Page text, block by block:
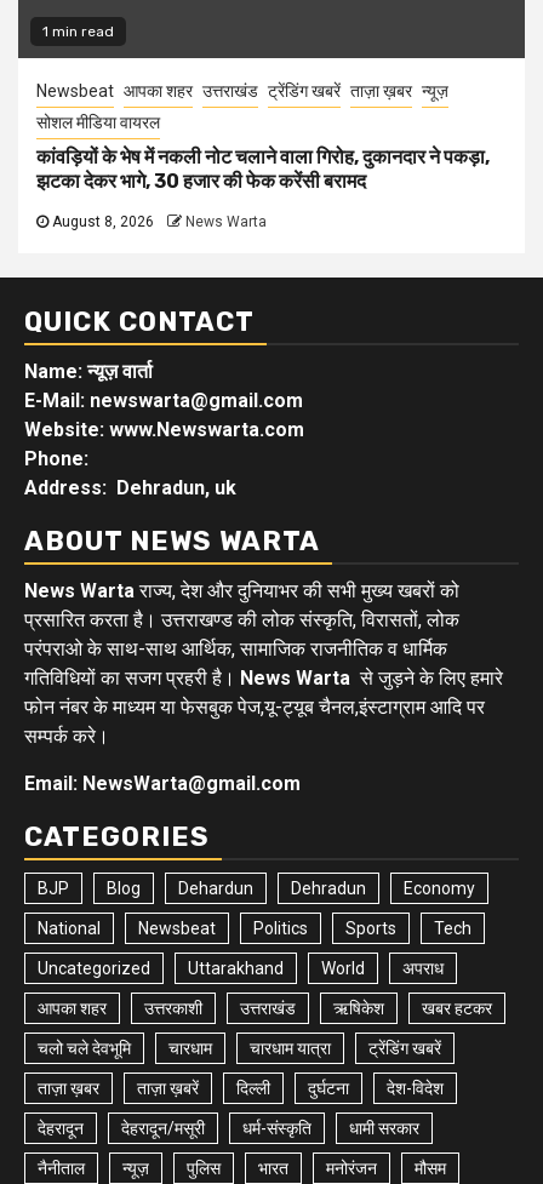
1 min read
Newsbeat आपका शहर उत्तराखंड ट्रेंडिंग खबरें ताज़ा ख़बर न्यूज़
सोशल मीडिया वायरल
कांवड़ियों के भेष में नकली नोट चलाने वाला गिरोह, दुकानदार ने पकड़ा,
झटका देकर भागे, 30 हजार की फेक करेंसी बरामद
August 8, 2026 News Warta
QUICK CONTACT
Name: न्यूज़ वार्ता
E-Mail: newswarta@gmail.com
Website: www.Newswarta.com
Phone:
Address: Dehradun, uk
ABOUT NEWS WARTA
News Wartaराज्य, देश और दुनियाभर की सभी मुख्य खबरों को
प्रसारित करता है। उत्तराखण्ड की लोक संस्कृति, विरासतों, लोक
परंपराओ के साथ-साथ आर्थिक, सामाजिक राजनीतिक व धार्मिक
गतिविधियों का सजग प्रहरी है। News Warta से जुड़ने के लिए हमारे
फोन नंबर के माध्यम या फेसबुक पेज,यू-ट्यूब चैनल,इंस्टाग्राम आदि पर
सम्पर्क करे।
Email: NewsWarta@gmail.com
CATEGORIES
BJP Blog Dehardun Dehradun Economy
National Newsbeat Politics Sports Tech
Uncategorized Uttarakhand World अपराध
आपका शहर उत्तरकाशी उत्तराखंड ऋषिकेश खबर हटकर
चलो चले देवभूमि चारधाम चारधाम यात्रा ट्रेंडिंग खबरें
ताज़ा ख़बर ताज़ा ख़बरें दिल्ली दुर्घटना देश-विदेश
देहरादून देहरादून/मसूरी धर्म-संस्कृति धामी सरकार
नैनीताल न्यूज़ पुलिस भारत मनोरंजन मौसम